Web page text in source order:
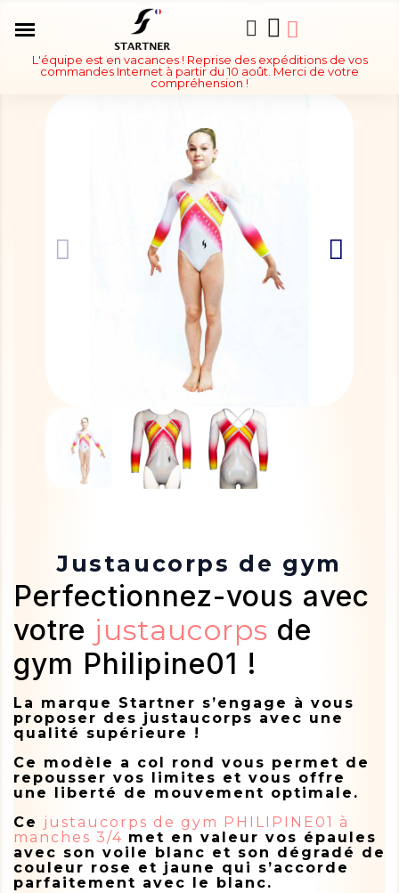
L'équipe est en vacances ! Reprise des expéditions de vos
commandes Internet à partir du 10 août. Merci de votre
compréhension !
Justaucorps de gym
Perfectionnez-vous avec
votre justaucorps de
gym Philipine01 !
La marque Startner s’engage à vous
proposer des justaucorps avec une
qualité supérieure !
Ce modèle a col rond vous permet de
repousser vos limites et vous offre
une liberté de mouvement optimale.
Ce
justaucorps de gym PHILIPINE01 à
manches 3/4 met en valeur vos épaules
avec son voile blanc et son dégradé de
couleur rose et jaune qui s’accorde
parfaitement avec le blanc.